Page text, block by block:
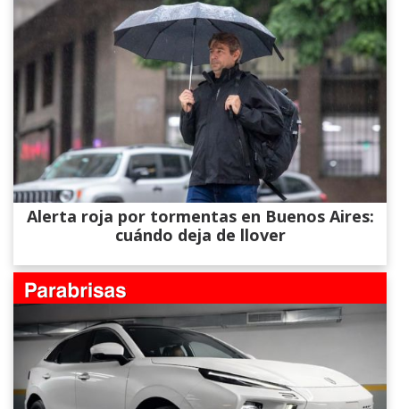
Alerta roja por tormentas en Buenos Aires:
cuándo deja de llover